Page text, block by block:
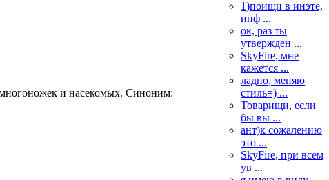
и насекомых. Синоним:
1)поищи в инэте,
инф ...
ок, раз ты
утвержден ...
SkyFire, мне
кажется ...
ладно, меняю
стиль=) ...
Товарищи, если
бы вы ...
ант)к сожалению
это ...
SkyFire, при всем
ув ...